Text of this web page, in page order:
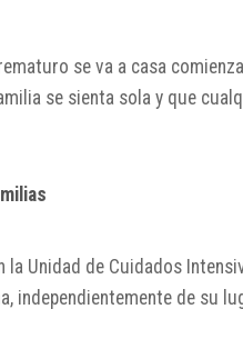
se va a casa
se sienta sola y que
Unidad de Cuidados
independientemente de su